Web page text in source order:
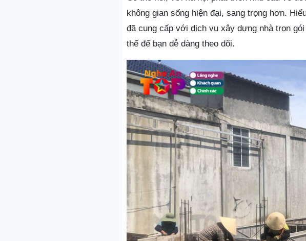
không gian sống hiện đại, sang trọng hơn.
đã cung cấp với dịch vụ xây dựng nhà trọn
thể để bạn dễ dàng theo dõi.